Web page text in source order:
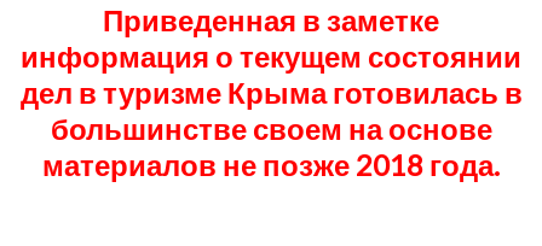
Приведенная в заметке
информация о текущем состоянии
дел в туризме Крыма готовилась в
большинстве своем на основе
материалов не позже 2018 года.